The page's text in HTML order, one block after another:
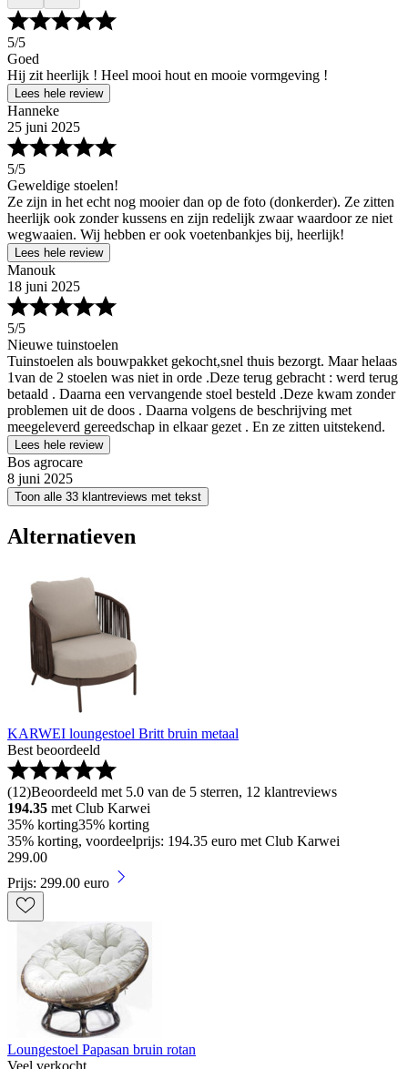
5/5
Goed
Hij zit heerlijk ! Heel mooi hout en mooie vormgeving !
Lees hele review
Hanneke
25 juni 2025
5/5
Geweldige stoelen!
Ze zijn in het echt nog mooier dan op de foto (donkerder). Ze zitten
heerlijk ook zonder kussens en zijn redelijk zwaar waardoor ze niet
wegwaaien. Wij hebben er ook voetenbankjes bij, heerlijk!
Lees hele review
Manouk
18 juni 2025
5/5
Nieuwe tuinstoelen
Tuinstoelen als bouwpakket gekocht,snel thuis bezorgt. Maar helaas
1van de 2 stoelen was niet in orde .Deze terug gebracht : werd terug
betaald . Daarna een vervangende stoel besteld .Deze kwam zonder
problemen uit de doos . Daarna volgens de beschrijving met
meegeleverd gereedschap in elkaar gezet . En ze zitten uitstekend.
Lees hele review
Bos agrocare
8 juni 2025
Toon alle 33 klantreviews met tekst
Alternatieven
KARWEI loungestoel Britt bruin metaal
Best beoordeeld
(12)Beoordeeld met 5.0 van de 5 sterren, 12 klantreviews
194.35 met Club Karwei
35% korting35% korting
35% korting, voordeelprijs: 194.35 euro met Club Karwei
299.00
Prijs: 299.00 euro
Loungestoel Papasan bruin rotan